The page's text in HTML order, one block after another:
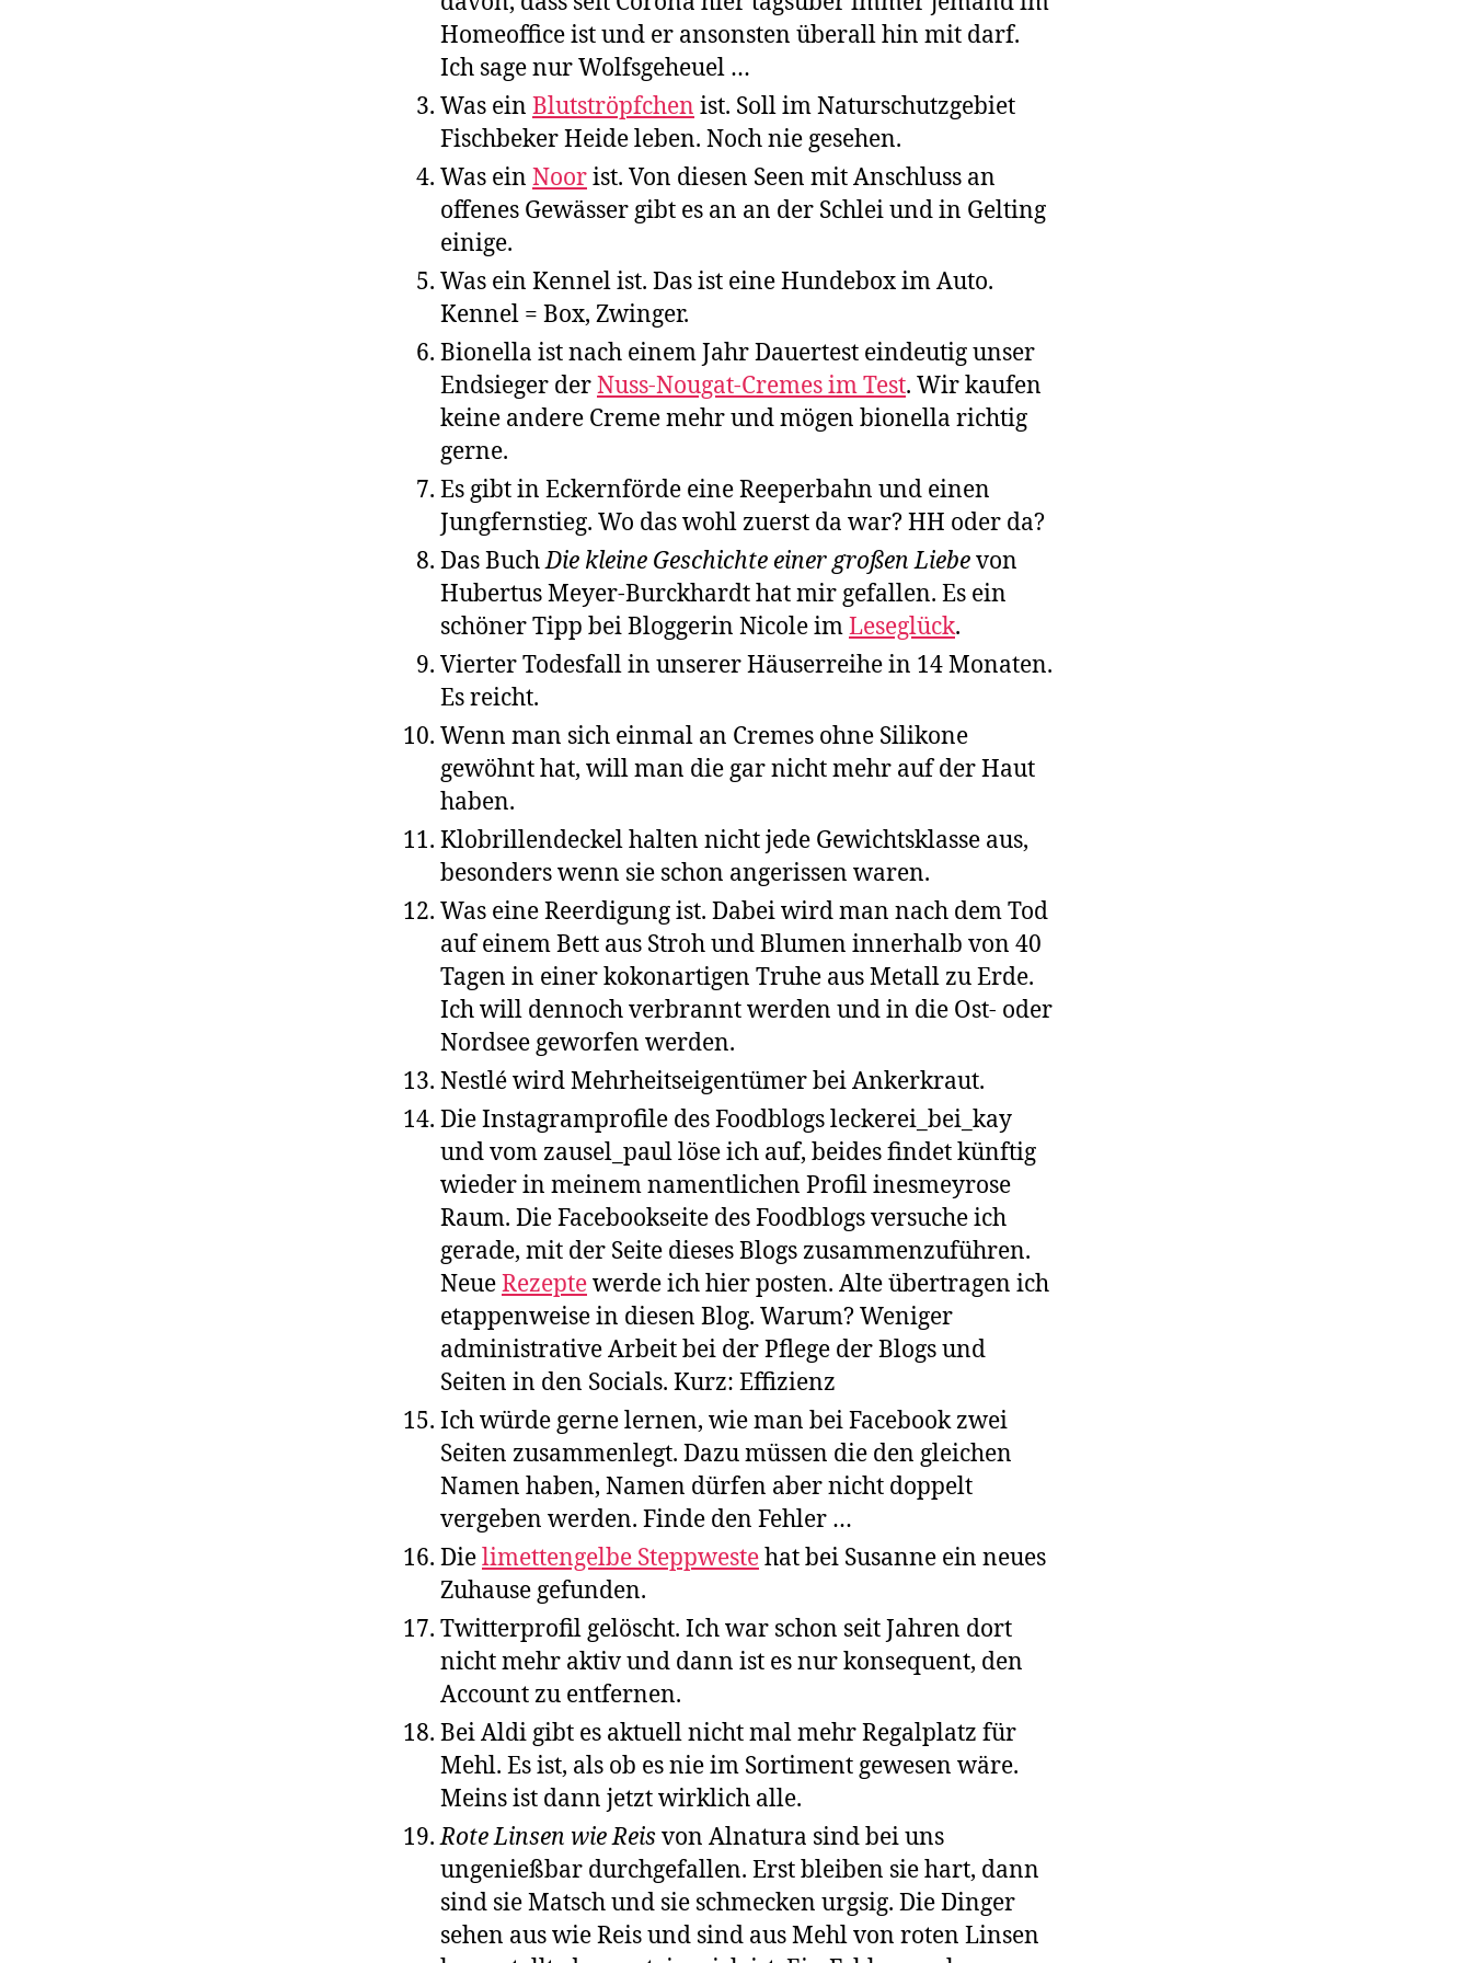
Homeoffice ist und er ansonsten überall hin mit darf.
Ich sage nur Wolfsgeheuel …
Was ein Blutströpfchen ist. Soll im Naturschutzgebiet
Fischbeker Heide leben. Noch nie gesehen.
Was ein Noorist. Von diesen Seen mit Anschluss an
offenes Gewässer gibt es an an der Schlei und in Gelting
einige.
Was ein Kennel ist. Das ist eine Hundebox im Auto.
Kennel = Box, Zwinger.
Bionella ist nach einem Jahr Dauertest eindeutig unser
Endsieger derNuss-Nougat-Cremes im Test. Wir kaufen
keine andere Creme mehr und mögen bionella richtig
gerne.
Es gibt in Eckernförde eine Reeperbahn und einen
Jungfernstieg. Wo das wohl zuerst da war? HH oder da?
Das BuchDie kleine Geschichte einer großen Liebevon
Hubertus Meyer-Burckhardt hat mir gefallen. Es ein
schöner Tipp bei Bloggerin Nicole imLeseglück.
Vierter Todesfall in unserer Häuserreihe in 14 Monaten.
Es reicht.
Wenn man sich einmal an Cremes ohne Silikone
gewöhnt hat, will man die gar nicht mehr auf der Haut
haben.
Klobrillendeckel halten nicht jede Gewichtsklasse aus,
besonders wenn sie schon angerissen waren.
Was eine Reerdigung ist. Dabei wird man nach dem Tod
auf einem Bett aus Stroh und Blumen innerhalb von 40
Tagen in einer kokonartigen Truhe aus Metall zu Erde.
Ich will dennoch verbrannt werden und in die Ost- oder
Nordsee geworfen werden.
Nestlé wird Mehrheitseigentümer bei Ankerkraut.
Die Instagramprofile des Foodblogs leckerei_bei_kay
und vom zausel_paul löse ich auf, beides findet künftig
wieder in meinem namentlichen Profil inesmeyrose
Raum. Die Facebookseite des Foodblogs versuche ich
gerade, mit der Seite dieses Blogs zusammenzuführen.
NeueRezeptewerde ich hier posten. Alte übertragen ich
etappenweise in diesen Blog. Warum? Weniger
administrative Arbeit bei der Pflege der Blogs und
Seiten in den Socials. Kurz: Effizienz
Ich würde gerne lernen, wie man bei Facebook zwei
Seiten zusammenlegt. Dazu müssen die den gleichen
Namen haben, Namen dürfen aber nicht doppelt
vergeben werden. Finde den Fehler …
Dielimettengelbe Steppwestehat bei Susanne ein neues
Zuhause gefunden.
Twitterprofil gelöscht. Ich war schon seit Jahren dort
nicht mehr aktiv und dann ist es nur konsequent, den
Account zu entfernen.
Bei Aldi gibt es aktuell nicht mal mehr Regalplatz für
Mehl. Es ist, als ob es nie im Sortiment gewesen wäre.
Meins ist dann jetzt wirklich alle.
Rote Linsen wie Reis von Alnatura sind bei uns
ungenießbar durchgefallen. Erst bleiben sie hart, dann
sind sie Matsch und sie schmecken urgsig. Die Dinger
sehen aus wie Reis und sind aus Mehl von roten Linsen